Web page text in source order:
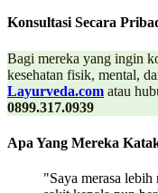
Konsultasi Secara
Bagi mereka yang ingin
kesehatan fisik, mental,
Layurveda.com atau
0899.317.0939
Apa Yang Mereka
"Saya merasa